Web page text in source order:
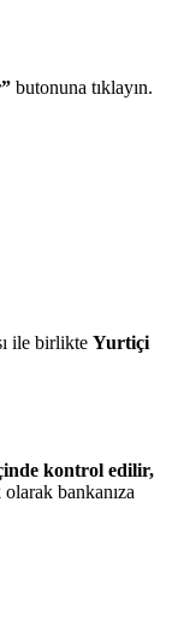
butonuna tıklayın.
ile birlikte Yurtiçi
kontrol edilir,
bankanıza